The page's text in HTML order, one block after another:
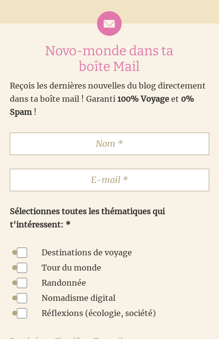
Novo-monde dans ta
boîte Mail
Reçois les dernières nouvelles du blog directement
dans ta boîte mail ! Garanti 100% Voyage et 0%
Spam!
Sélectionnes toutes les thématiques qui
t'intéressent: *
Destinations de voyage
Tour du monde
Randonnée
Nomadisme digital
Réflexions (écologie, société)